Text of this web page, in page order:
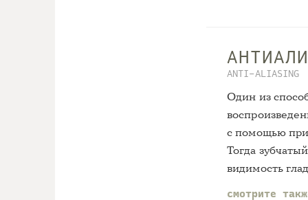
ANTI-ALIASING
Один из
с помощью
Тогда
видимость
смотрите